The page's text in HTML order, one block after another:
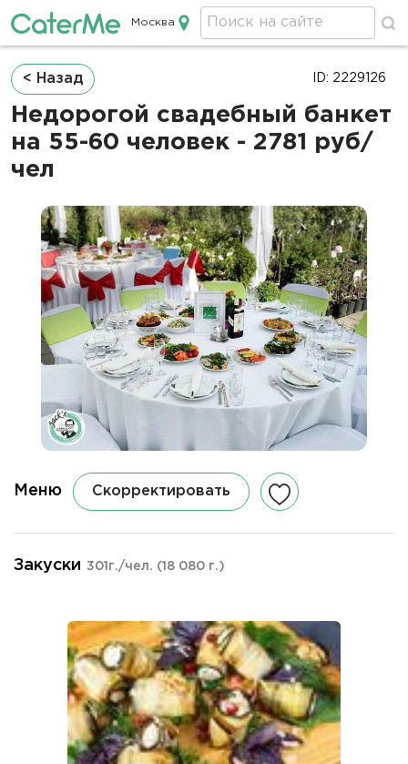
Кейтеринг в Москве
Москва
Строка
навигации
< Назад
Недорогой свадебный банкет
на 55-60 человек - 2781 руб/
чел
ID: 2229126
Меню Скорректировать
Закуски 301г./чел. (18 080 г.)